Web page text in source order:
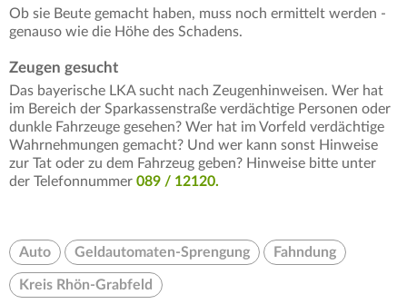
Ob sie Beute gemacht haben, muss noch ermittelt werden -
genauso wie die Höhe des Schadens.
Zeugen gesucht
Das bayerische LKA sucht nach Zeugenhinweisen. Wer hat
im Bereich der Sparkassenstraße verdächtige Personen oder
dunkle Fahrzeuge gesehen? Wer hat im Vorfeld verdächtige
Wahrnehmungen gemacht? Und wer kann sonst Hinweise
zur Tat oder zu dem Fahrzeug geben? Hinweise bitte unter
der Telefonnummer 089 / 12120.
Auto Geldautomaten-Sprengung Fahndung
Kreis Rhön-Grabfeld